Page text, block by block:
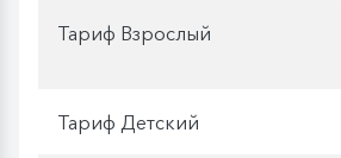
Тариф Взрослый
Тариф Детский